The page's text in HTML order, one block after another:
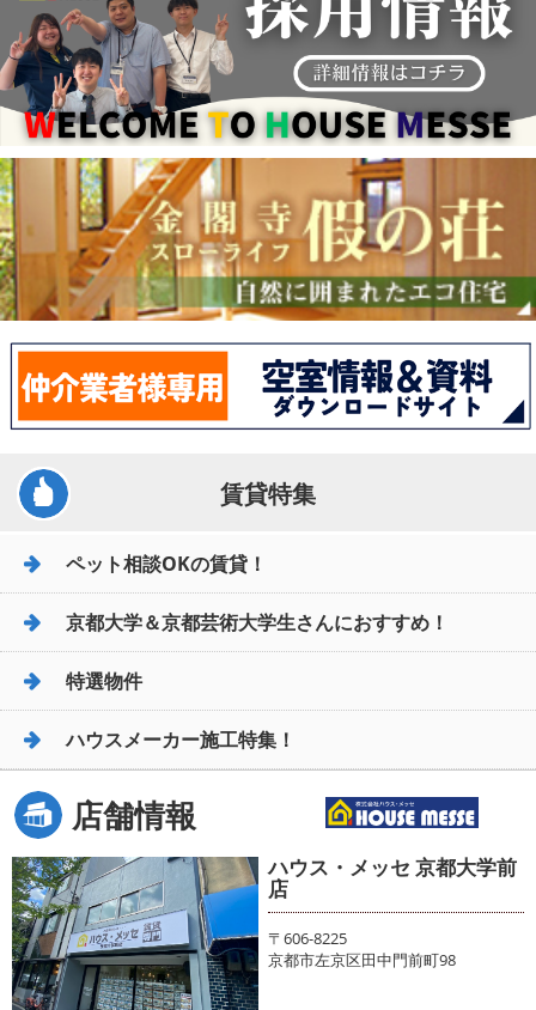
賃貸特集
ペット相談OKの賃貸！
京都大学＆京都芸術大学生さんにおすすめ！
特選物件
ハウスメーカー施工特集！
店舗情報
ハウス・メッセ 京都大学前
店
〒606-8225
京都市左京区田中門前町98